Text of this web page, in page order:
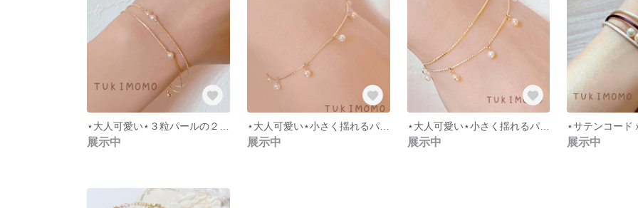
展示中
⋆大人可愛い⋆小さく揺れるパールブレスレット
展示中
⋆大人可愛い⋆小さく揺れるパール2連ブレスレット
展示中 展示中